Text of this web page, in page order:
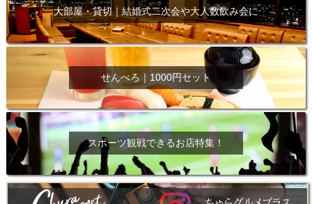
大部屋・貸切｜結婚式二次会や大人数飲み会に
せんべろ｜1000円セット
スポーツ観戦できるお店特集！